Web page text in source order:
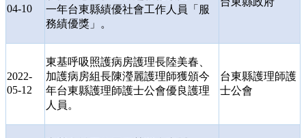
04-10
一年台東縣績優社會工作人員「服
務績優獎」。
2022-
05-12
東基呼吸照護病房護理長陸美春、
加護病房組長陳瀅麗護理師獲頒今
年台東縣護理師護士公會優良護理
人員。
台東縣護理師護
士公會